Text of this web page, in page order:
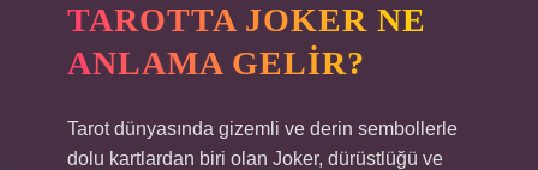
TAROTTA JOKER NE
ANLAMA GELIR?
Tarot dünyasında gizemli ve derin sembollerle
dolu kartlardan biri olan Joker, dürüstlüğü ve